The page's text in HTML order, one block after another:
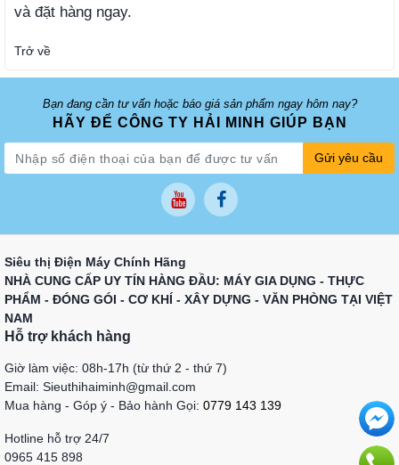
và đặt hàng ngay.
Trở về
Bạn đang cần tư vấn hoặc báo giá sản phẩm ngay hôm nay?
HÃY ĐỂ CÔNG TY HẢI MINH GIÚP BẠN
Gửi yêu cầu
Siêu thị Điện Máy Chính Hãng
NHÀ CUNG CẤP UY TÍN HÀNG ĐẦU: MÁY GIA DỤNG - THỰC
PHẨM - ĐÓNG GÓI - CƠ KHÍ - XÂY DỰNG - VĂN PHÒNG TẠI VIỆT
NAM
Hỗ trợ khách hàng
Giờ làm việc: 08h-17h (từ thứ 2 - thứ 7)
Email: Sieuthihaiminh@gmail.com
Mua hàng - Góp ý - Bảo hành Gọi: 0779 143 139
Hotline hỗ trợ 24/7
0965 415 898